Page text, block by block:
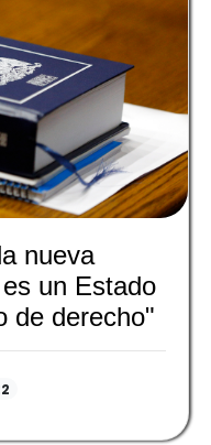
nueva
un Estado
de derecho"